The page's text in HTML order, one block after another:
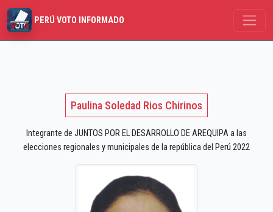
PERÚ VOTO INFORMADO
Paulina Soledad Rios Chirinos
Integrante de JUNTOS POR EL DESARROLLO DE AREQUIPA a las
elecciones regionales y municipales de la república del Perú 2022